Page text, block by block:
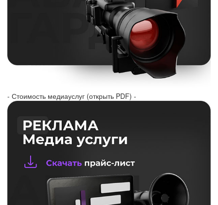
- Стоимость медиауслуг (открыть PDF) -